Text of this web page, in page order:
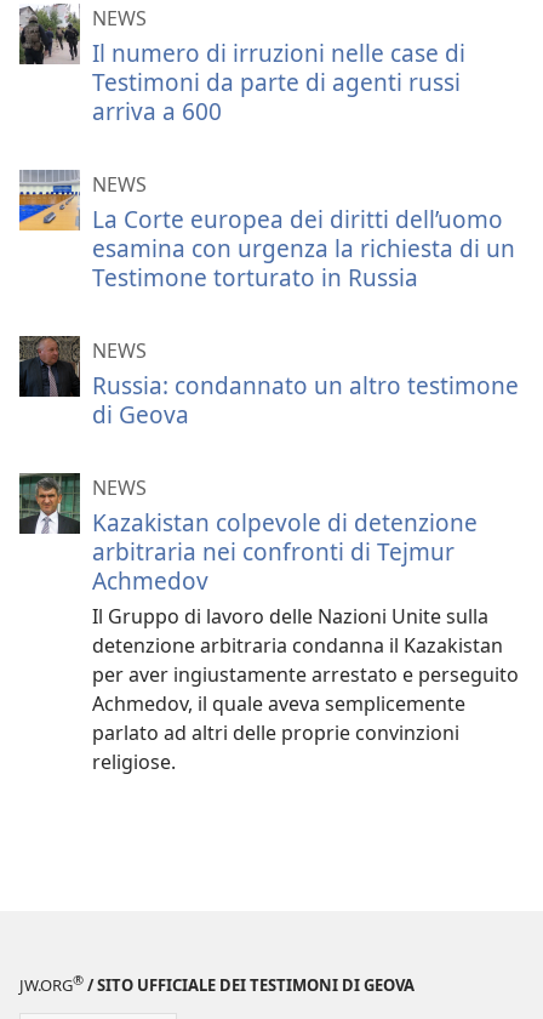
NEWS
Il numero di irruzioni nelle case di
Testimoni da parte di agenti russi
arriva a 600
NEWS
La Corte europea dei diritti dell’uomo
esamina con urgenza la richiesta di un
Testimone torturato in Russia
NEWS
Russia: condannato un altro testimone
di Geova
NEWS
Kazakistan colpevole di detenzione
arbitraria nei confronti di Tejmur
Achmedov
Il Gruppo di lavoro delle Nazioni Unite sulla
detenzione arbitraria condanna il Kazakistan
per aver ingiustamente arrestato e perseguito
Achmedov, il quale aveva semplicemente
parlato ad altri delle proprie convinzioni
religiose.
JW.ORG® / SITO UFFICIALE DEI TESTIMONI DI GEOVA